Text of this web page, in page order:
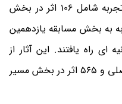
141 اثر به 2 بخش اصلی و مسیر تجربه شامل 106 اثر در بخش
به بخش مسابقه یازدهمین
المللی فیلم «100» ثانیه ای راه یافتند. این آثار از
میان یک هزار و 179 اثر در بخش اصلی و 565 اثر در بخش مسیر